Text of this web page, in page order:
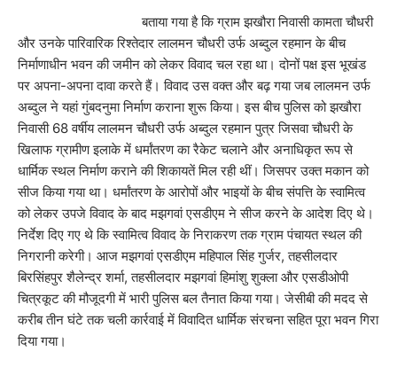
बताया गया है कि ग्राम झखौरा निवासी कामता चौधरी
और उनके पारिवारिक रिश्तेदार लालमन चौधरी उर्फ अब्दुल रहमान के बीच
निर्माणाधीन भवन की जमीन को लेकर विवाद चल रहा था। दोनों पक्ष इस भूखंड
पर अपना-अपना दावा करते हैं। विवाद उस वक्त और बढ़ गया जब लालमन उर्फ
अब्दुल ने यहां गुंबदनुमा निर्माण कराना शुरू किया। इस बीच पुलिस को झखौरा
निवासी 68 वर्षीय लालमन चौधरी उर्फ अब्दुल रहमान पुत्र जिसवा चौधरी के
खिलाफ ग्रामीण इलाके में धर्मांतरण का रैकेट चलाने और अनाधिकृत रूप से
धार्मिक स्थल निर्माण कराने की शिकायतें मिल रही थीं। जिसपर उक्त मकान को
सीज किया गया था। धर्मांतरण के आरोपों और भाइयों के बीच संपत्ति के स्वामित्व
को लेकर उपजे विवाद के बाद मझगवां एसडीएम ने सीज करने के आदेश दिए थे।
निर्देश दिए गए थे कि स्वामित्व विवाद के निराकरण तक ग्राम पंचायत स्थल की
निगरानी करेगी। आज मझगवां एसडीएम महिपाल सिंह गुर्जर, तहसीलदार
बिरसिंहपुर शैलेन्द्र शर्मा, तहसीलदार मझगवां हिमांशु शुक्ला और एसडीओपी
चित्रकूट की मौजूदगी में भारी पुलिस बल तैनात किया गया। जेसीबी की मदद से
करीब तीन घंटे तक चली कार्रवाई में विवादित धार्मिक संरचना सहित पूरा भवन गिरा
दिया गया।